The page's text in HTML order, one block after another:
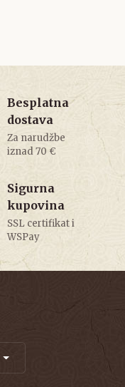
Besplatna
dostava
Za narudžbe
iznad 70 €
Sigurna
kupovina
SSL certifikat i
WSPay